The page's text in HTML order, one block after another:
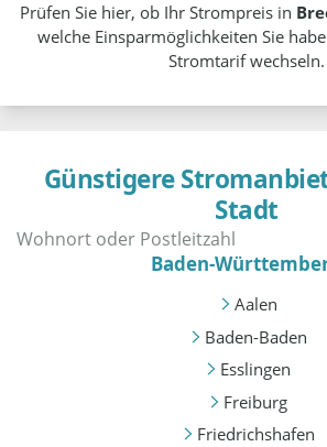
Prüfen Sie hier, ob Ihr Strompreis in
welche Einsparmöglichkeiten Sie
Stromtarif wechseln.
Günstigere
Stadt
Baden-
Aalen
Baden-Baden
Esslingen
Freiburg
Friedrichshafen